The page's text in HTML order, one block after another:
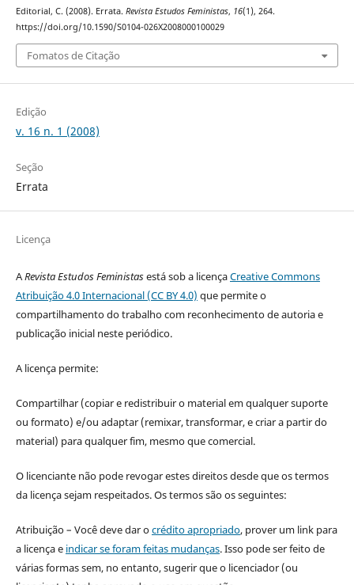
Editorial, C. (2008). Errata. Revista Estudos Feministas, 16(1), 264.
https://doi.org/10.1590/S0104-026X2008000100029
Fomatos de Citação
Edição
v. 16 n. 1 (2008)
Seção
Errata
Licença
ARevista Estudos Feministasestá sob a licençaCreative Commons
Atribuição 4.0 Internacional (CC BY 4.0) que permite o
compartilhamento do trabalho com reconhecimento de autoria e
publicação inicial neste periódico.
A licença permite:
Compartilhar (copiar e redistribuir o material em qualquer suporte
ou formato) e/ou adaptar (remixar, transformar, e criar a partir do
material) para qualquer fim, mesmo que comercial.
O licenciante não pode revogar estes direitos desde que os termos
da licença sejam respeitados. Os termos são os seguintes:
Atribuição – Você deve dar ocrédito apropriado, prover um link para
a licença e indicar se foram feitas mudanças. Isso pode ser feito de
várias formas sem, no entanto, sugerir que o licenciador (ou